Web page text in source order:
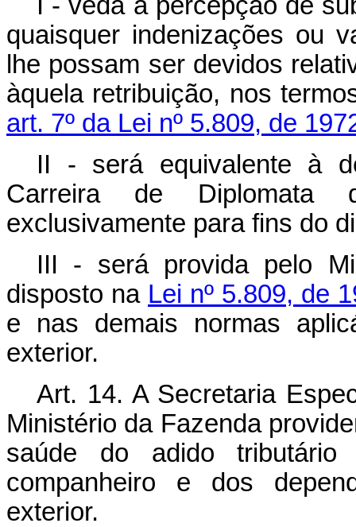
quaisquer indenizações ou
lhe possam ser devidos
àquela retribuição, nos
art. 7º da Lei nº 5.809, de
II - será equivalente à
Carreira de Diplomata
exclusivamente para fins do
III - será provida pelo
disposto na Lei nº 5.809, de
e nas demais normas
exterior.
Art. 14. A Secretaria
Ministério da Fazenda
saúde do adido
companheiro e dos
exterior.